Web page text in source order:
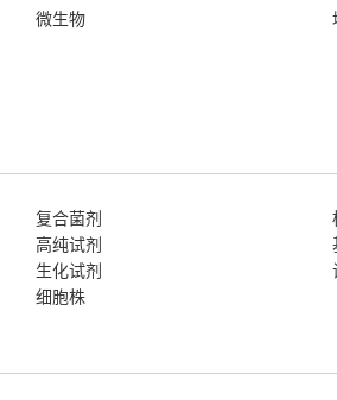
微生物
复合菌剂
高纯试剂
生化试剂
细胞株